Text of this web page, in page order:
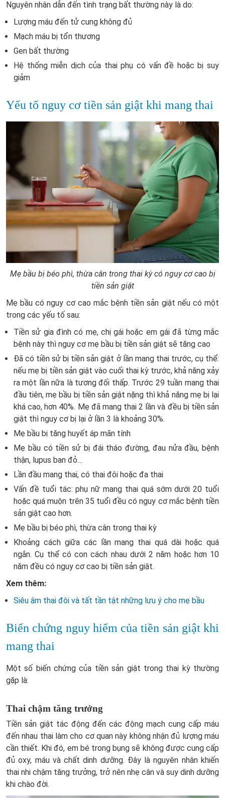
Nguyên nhân dẫn đến tình trạng bất thường này là do:
Lượng máu đến tử cung không đủ
Mạch máu bị tổn thương
Gen bất thường
Hệ thống miễn dịch của thai phụ có vấn đề hoặc bị suy
giảm
Yếu tố nguy cơ tiền sản giật khi mang thai
Mẹ bầu bị béo phì, thừa cân trong thai kỳ có nguy cơ cao bị
tiền sản giật
Mẹ bầu có nguy cơ cao mắc bệnh tiền sản giật nếu có một
trong các yếu tố sau:
Tiền sử gia đình có mẹ, chị gái hoặc em gái đã từng mắc
bệnh này thì nguy cơ mẹ bầu bị tiền sản giật sẽ tăng cao
Đã có tiền sử bị tiền sản giật ở lần mang thai trước, cụ thể:
nếu mẹ bị tiền sản giật vào cuối thai kỳ trước, khả năng xảy
ra một lần nữa là tương đối thấp. Trước 29 tuần mang thai
đầu tiên, mẹ bầu bị tiền sản giật nặng thì khả năng mẹ bị lại
khá cao, hơn 40%. Mẹ đã mang thai 2 lần và đều bị tiền sản
giật thì nguy cơ bị lại ở lần 3 là khoảng 30%.
Mẹ bầu bị tăng huyết áp mãn tính
Mẹ bầu có tiền sử bị đái tháo đường, đau nửa đầu, bệnh
thận, lupus ban đỏ…
Lần đầu mang thai, có thai đôi hoặc đa thai
Vấn đề tuổi tác: phụ nữ mang thai quá sớm dưới 20 tuổi
hoặc quá muộn trên 35 tuổi đều có nguy cơ mắc bệnh tiền
sản giật cao hơn.
Mẹ bầu bị béo phì, thừa cân trong thai kỳ
Khoảng cách giữa các lần mang thai quá dài hoặc quá
ngắn. Cụ thể có con cách nhau dưới 2 năm hoặc hơn 10
năm đều có nguy cơ cao bị tiền sản giật.
Xem thêm:
Siêu âm thai đôi và tất tần tật những lưu ý cho mẹ bầu
Biến chứng nguy hiểm của tiền sản giật khi
mang thai
Một số biến chứng của tiền sản giật trong thai kỳ thường
gặp là:
Thai chậm tăng trưởng
Tiền sản giật tác động đến các động mạch cung cấp máu
đến nhau thai làm cho cơ quan này không nhận đủ lượng máu
cần thiết. Khi đó, em bé trong bụng sẽ không được cung cấp
đủ oxy, máu và chất dinh dưỡng. Đây là nguyên nhân khiến
thai nhi chậm tăng trưởng, trở nên nhẹ cân và suy dinh dưỡng
khi chào đời.